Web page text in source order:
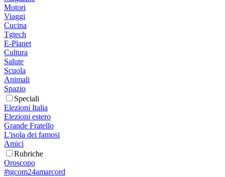
Motori
Viaggi
Cucina
Tgtech
E-Planet
Cultura
Salute
Scuola
Animali
Spazio
Speciali
Elezioni Italia
Elezioni estero
Grande Fratello
L'isola dei famosi
Amici
Rubriche
Oroscopo
#tgcom24amarcord